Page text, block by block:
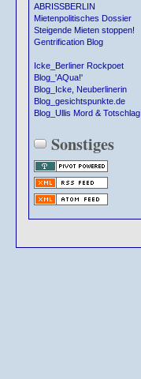
ABRISSBERLIN
Mietenpolitisches Dossier
Steigende Mieten stoppen!
Gentrification Blog
Icke_Berliner Rockpoet
Blog_'AQua!'
Blog_Icke, Neuberlinerin
Blog_gesichtspunkte.de
Blog_Ullis Mord & Totschlag
Sonstiges